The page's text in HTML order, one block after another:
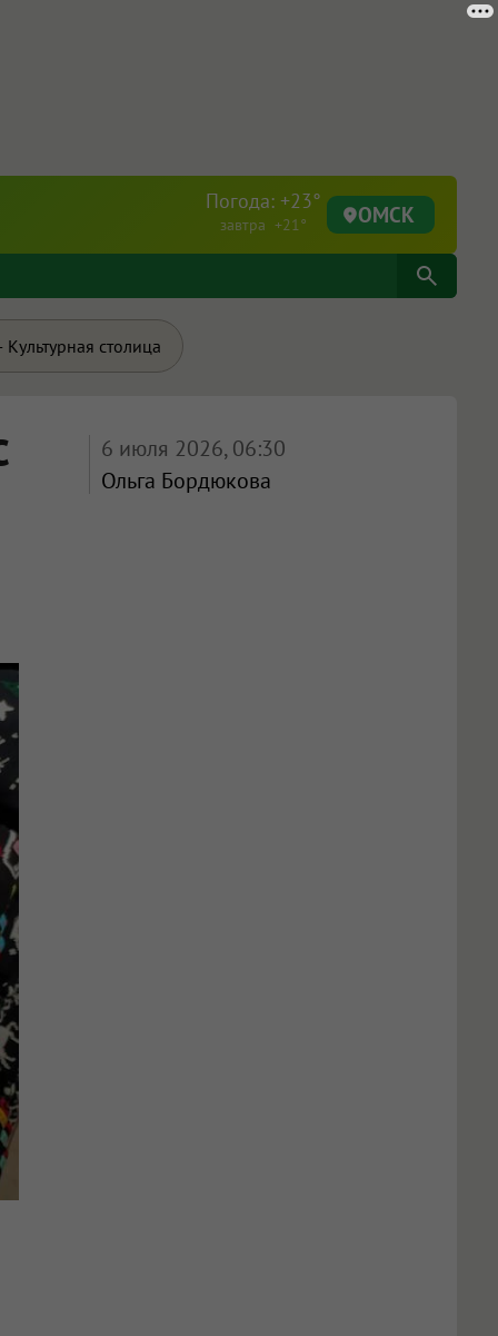
Погода: +23°
завтра +21° ОМСК
столица
6 июля 2026, 06:30
Ольга Бордюкова